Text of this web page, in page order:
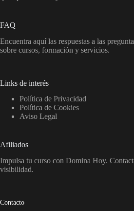
FAQ
Encuentra aquí las respuestas a las
sobre cursos, formación y servicios.
Links de interés
Política de Privacidad
Política de Cookies
Aviso Legal
Afiliados
Impulsa tu curso con Domina Hoy.
visibilidad.
Contacto